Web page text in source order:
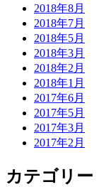
2018年8月
2018年7月
2018年5月
2018年3月
2018年2月
2018年1月
2017年6月
2017年5月
2017年3月
2017年2月
カテゴリー